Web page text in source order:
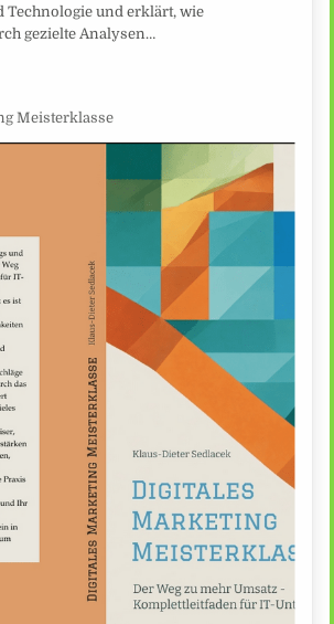
Technologie und erklärt, wie
gezielte Analysen…
Meisterklasse